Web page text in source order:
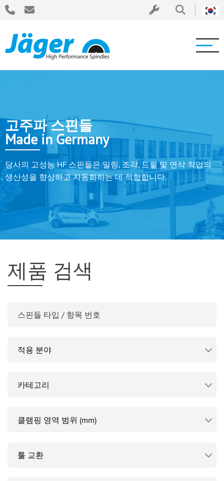
고주파 스핀들
Made in Germany
당사의 고성능 HF 스핀들은 밀링, 조각, 드릴 및 연삭 작업의
생산성을 향상하고 자동화하는 데 적합합니다.
제품 검색